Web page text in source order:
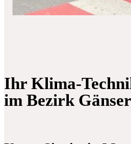
Ihr Klima-
im Bezirk